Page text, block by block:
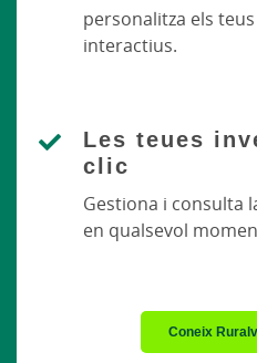
personalitza els
interactius.
Les teues
clic
Gestiona i consulta
en qualsevol
Coneix